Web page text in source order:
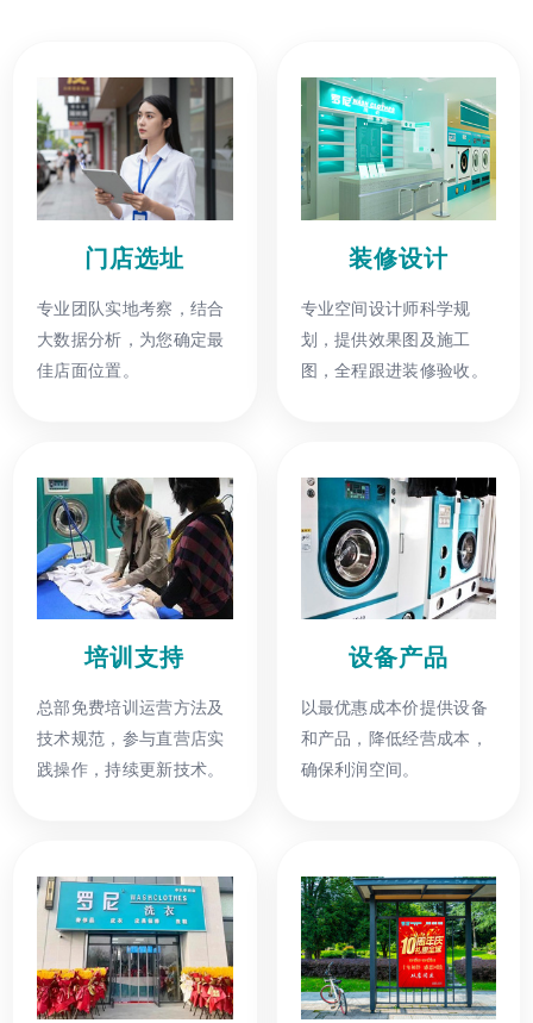
门店选址
专业团队实地考察，结合
大数据分析，为您确定最
佳店面位置。
装修设计
专业空间设计师科学规
划，提供效果图及施工
图，全程跟进装修验收。
培训支持
总部免费培训运营方法及
技术规范，参与直营店实
践操作，持续更新技术。
设备产品
以最优惠成本价提供设备
和产品，降低经营成本，
确保利润空间。